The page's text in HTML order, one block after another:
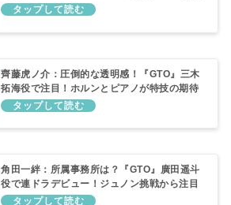
藤伊織役を徹底紹介
齊藤虎ノ介：圧倒的な透明感！『GTO』三木
拓海役で注目！ホルンとピアノが特技の期待
の若手俳優を紹介
角田一絆：所属事務所は？『GTO』廣田遥斗
役で連ドラデビュー！ジュノン挑戦から注目
を集める若手俳優を紹介！